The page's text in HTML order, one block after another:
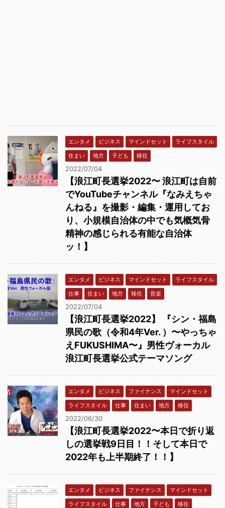
エンタメ ビジネス マインドセット
ライフスタイル
住まい
地方 子ども 移住
2022/07/04
【浪江町長選挙2022〜 浪江町は自前
でYouTubeチャンネル『なみえちゃ
んねる』を撮影・編集・運用してお
り、小規模自治体の中でも気概気骨
精神の感じられる有能な自治体
ッ！】
エンタメ ビジネス マインドセット
ライフスタイル
仕事
住まい 地方 移住 音楽
2022/07/04
【浪江町長選挙2022】 『シン・福島
県民の歌（令和4年Ver. ）〜やっちゃ
えFUKUSHIMA〜』男性ヴォーカル
浪江町長選挙公式テーマソング
エンタメ ビジネス ファイナンス
マインドセット
ライフスタイル
仕事 住まい 地方 移住
2022/06/30
【浪江町長選挙2022〜本日で折り返
しの選挙戦9日目！！そして本日で
2022年も上半期終了！！】
エンタメ ビジネス ファイナンス
マインドセット
ライフスタイル
仕事 地方 子ども 移住